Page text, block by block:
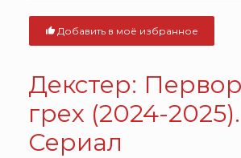
Добавить в моё избранное
Декстер:
грех (2024-2025).
Сериал